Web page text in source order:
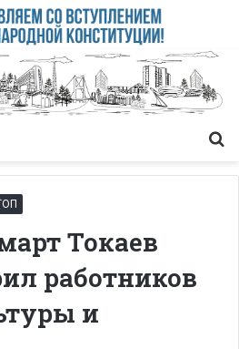
Токаев
работников
и